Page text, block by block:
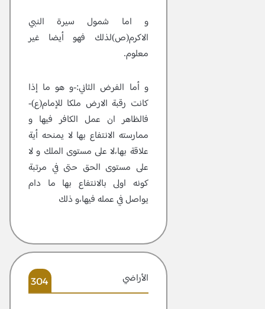
و اما شمول سيرة النبي
الاكرم(ص)لذلك فهو أيضا غير
معلوم.
و أما الفرض الثاني:-و هو ما إذا
كانت رقبة الارض ملكا للإمام(ع)-
فالظاهر ان عمل الكافر فيها و
ممارسته الانتفاع بها لا يمنحه أية
علاقة بها،لا على مستوى الملك و لا
على مستوى الحق حتى في مرتبة
كونه اولى بالانتفاع بها ما دام
يواصل في عمله فيها،و ذلك
الأراضي 304